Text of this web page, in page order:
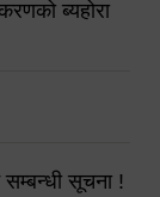
ब्यहोरा
सूचना !